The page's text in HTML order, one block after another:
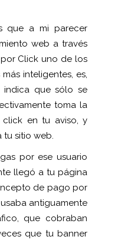
que a mi parecer
web a través
Click uno de los
inteligentes, es,
que sólo se
toma la
en tu aviso, y
tu sitio web.
por ese usuario
llegó a tu página
de pago por
antiguamente
que cobraban
que tu banner